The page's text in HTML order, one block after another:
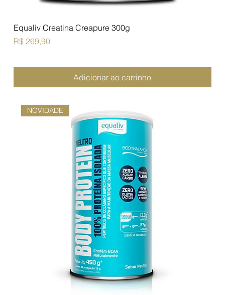
Equaliv Creatina Creapure 300g
Preço
R$ 269,90
Adicionar ao carrinho
NOVIDADE